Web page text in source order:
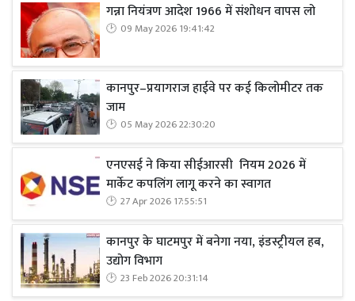
गन्ना नियंत्रण आदेश 1966 में संशोधन वापस लो
09 May 2026 19:41:42
कानपुर–प्रयागराज हाईवे पर कई किलोमीटर तक
जाम
05 May 2026 22:30:20
एनएसई ने किया सीईआरसी नियम 2026 में
मार्केट कपलिंग लागू करने का स्वागत
27 Apr 2026 17:55:51
कानपुर के घाटमपुर में बनेगा नया, इंडस्ट्रीयल हब,
उद्योग विभाग
23 Feb 2026 20:31:14